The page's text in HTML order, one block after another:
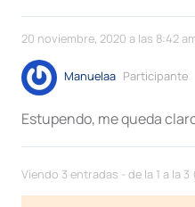
20 noviembre, 2020 a las 8:42
Manuelaa Participante
Estupendo, me queda
Viendo 3 entradas - de la 1 a la